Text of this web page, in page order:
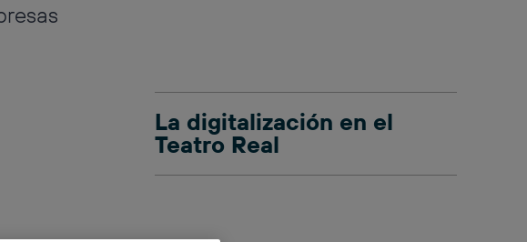
La digitalización en el
Teatro Real